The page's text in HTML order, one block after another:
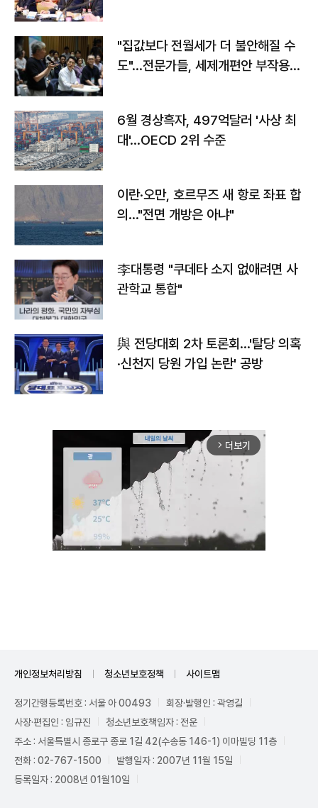
"집값보다 전월세가 더 불안해질 수
도"…전문가들, 세제개편안 부작용
6월 경상흑자, 497억달러 '사상 최
대'…OECD 2위 수준
이란·오만, 호르무즈 새 항로 좌표 합
의…"전면 개방은 아냐"
李대통령 "쿠데타 소지 없애려면 사
관학교 통합"
與 전당대회 2차 토론회…'탈당 의혹
·신천지 당원 가입 논란' 공방
arrow_forward_ios 더보기
개인정보처리방침 청소년보호정책 사이트맵
정기간행등록번호 : 서울 아 00493
회장·발행인 : 곽영길
사장·편집인 : 임규진
청소년보호책임자 : 전운
주소 : 서울특별시 종로구 종로 1길 42(수송동 146-1) 이마빌딩 11층
전화 : 02-767-1500
발행일자 : 2007년 11월 15일
등록일자 : 2008년 01월10일